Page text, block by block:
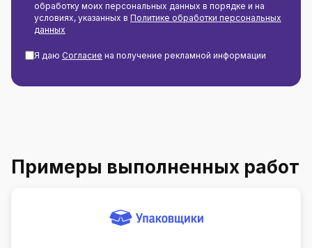
обработку моих персональных данных в порядке и на
условиях, указанных в Политике обработки персональных
данных
Я даю Согласие на получение рекламной информации
Примеры выполненных работ